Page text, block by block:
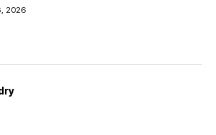
2026